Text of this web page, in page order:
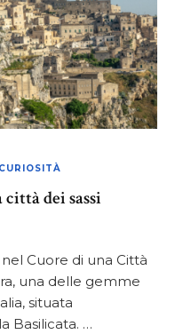
dei sassi
Cuore di una Città
una delle gemme
situata
Basilicata. …